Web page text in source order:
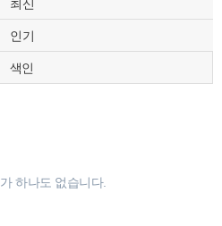
최신
인기
색인
하나도 없습니다.